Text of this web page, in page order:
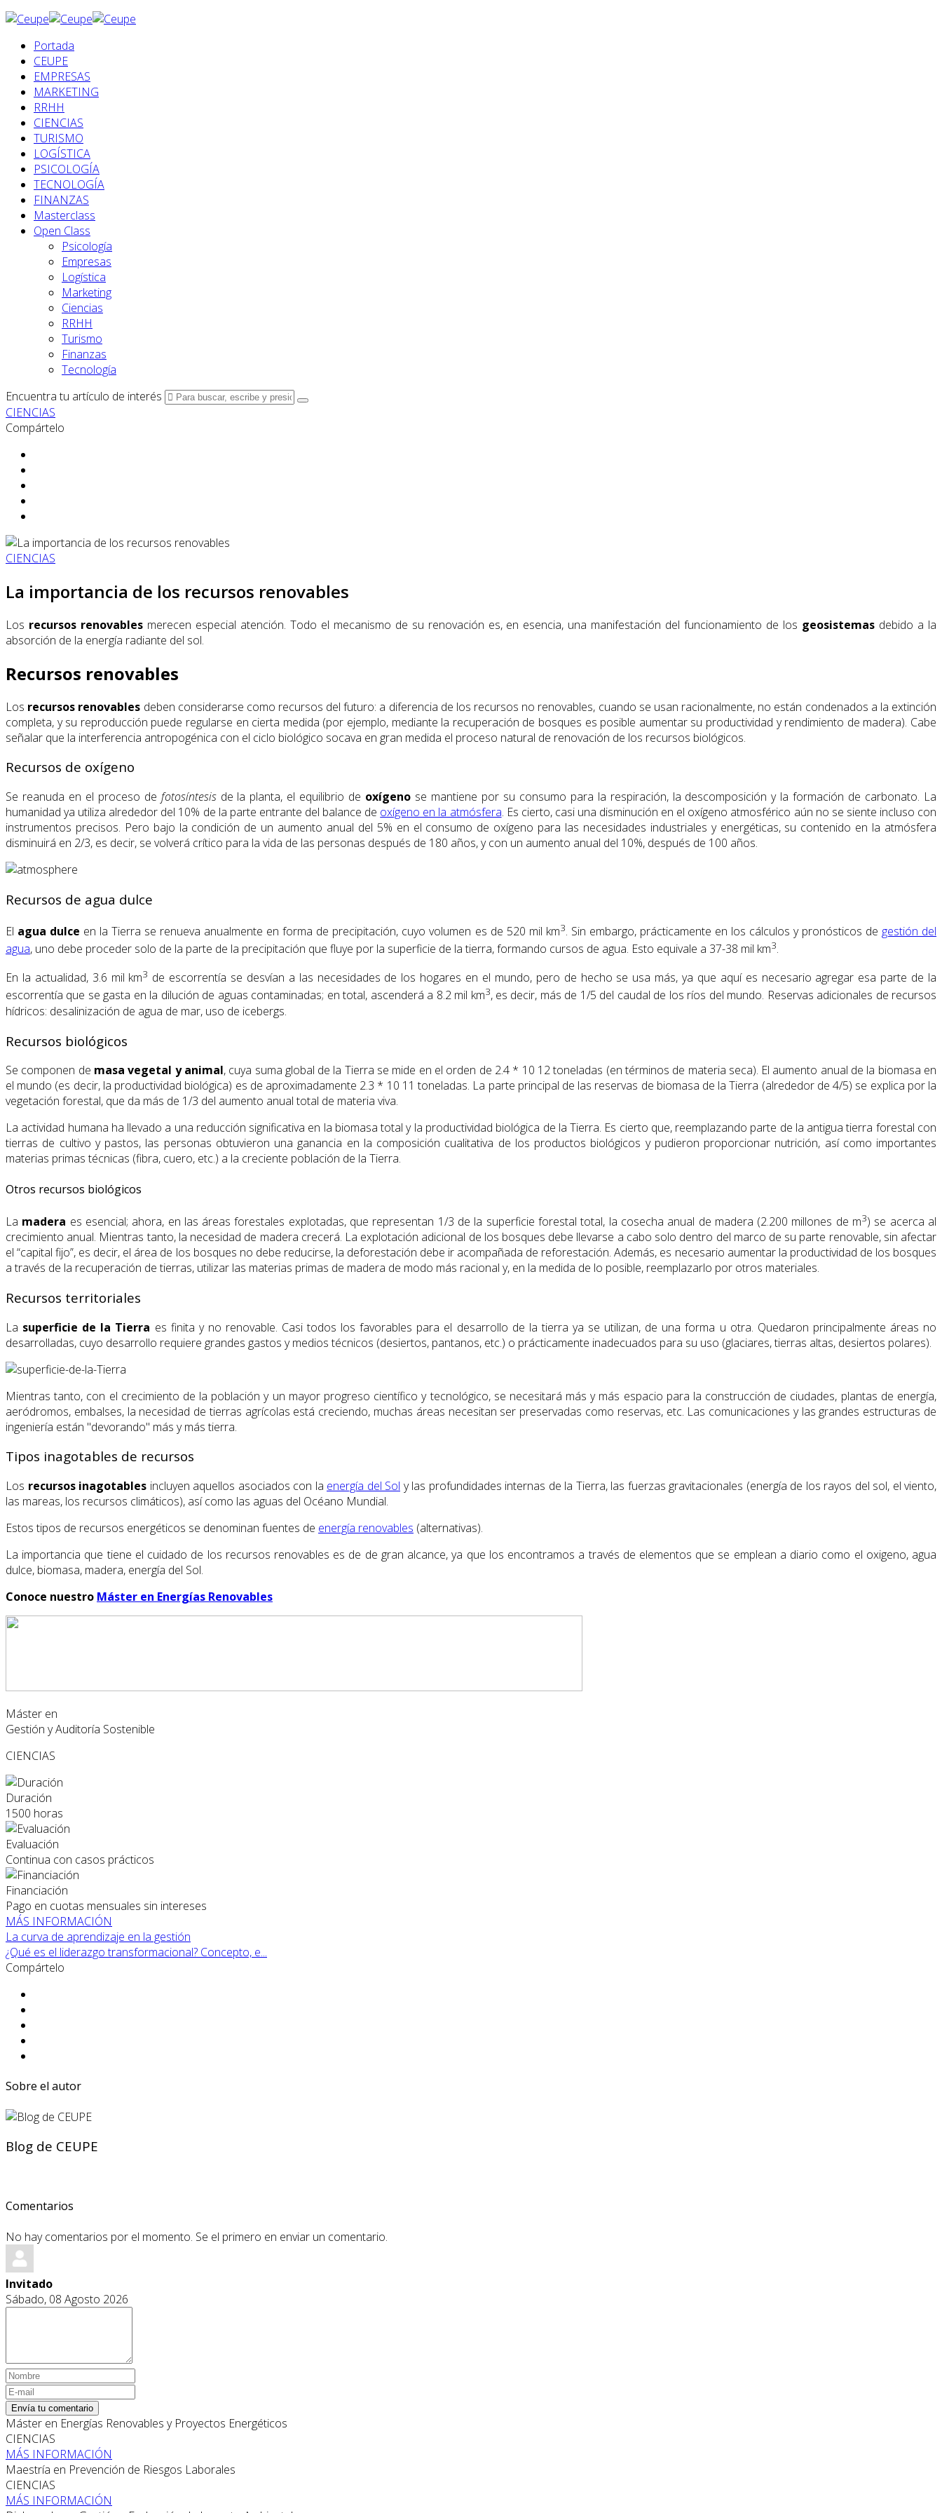
Portada
CEUPE
EMPRESAS
MARKETING
RRHH
CIENCIAS
TURISMO
LOGÍSTICA
PSICOLOGÍA
TECNOLOGÍA
FINANZAS
Masterclass
Open Class
Psicología
Empresas
Logística
Marketing
Ciencias
RRHH
Turismo
Finanzas
Tecnología
Encuentra tu artículo de interés
CIENCIAS
Compártelo
CIENCIAS
La importancia de los recursos renovables
Los recursos renovablesmerecen especial atención. Todo el mecanismo de su renovación es, en esencia, una manifestación del funcionamiento de los geosistemas debido a la
absorción de la energía radiante del sol.
Recursos renovables
Los recursos renovables deben considerarse como recursos del futuro: a diferencia de los recursos no renovables, cuando se usan racionalmente, no están condenados a la extinción
completa, y su reproducción puede regularse en cierta medida (por ejemplo, mediante la recuperación de bosques es posible aumentar su productividad y rendimiento de madera). Cabe
señalar que la interferencia antropogénica con el ciclo biológico socava en gran medida el proceso natural de renovación de los recursos biológicos.
Recursos de oxígeno
Se reanuda en el proceso de fotosíntesisde la planta, el equilibrio de oxígeno se mantiene por su consumo para la respiración, la descomposición y la formación de carbonato. La
humanidad ya utiliza alrededor del 10% de la parte entrante del balance de oxígeno en la atmósfera. Es cierto, casi una disminución en el oxígeno atmosférico aún no se siente incluso con
instrumentos precisos. Pero bajo la condición de un aumento anual del 5% en el consumo de oxígeno para las necesidades industriales y energéticas, su contenido en la atmósfera
disminuirá en 2/3, es decir, se volverá crítico para la vida de las personas después de 180 años, y con un aumento anual del 10%, después de 100 años.
Recursos de agua dulce
El agua dulce en la Tierra se renueva anualmente en forma de precipitación, cuyo volumen es de 520 mil km3. Sin embargo, prácticamente en los cálculos y pronósticos de gestión del
agua, uno debe proceder solo de la parte de la precipitación que fluye por la superficie de la tierra, formando cursos de agua. Esto equivale a 37-38 mil km3.
En la actualidad, 3.6 mil km3 de escorrentía se desvían a las necesidades de los hogares en el mundo, pero de hecho se usa más, ya que aquí es necesario agregar esa parte de la
escorrentía que se gasta en la dilución de aguas contaminadas; en total, ascenderá a 8.2 mil km3, es decir, más de 1/5 del caudal de los ríos del mundo. Reservas adicionales de recursos
hídricos: desalinización de agua de mar, uso de icebergs.
Recursos biológicos
Se componen de masa vegetal y animal, cuya suma global de la Tierra se mide en el orden de 2.4 * 10 12 toneladas (en términos de materia seca). El aumento anual de la biomasa en
el mundo (es decir, la productividad biológica) es de aproximadamente 2.3 * 10 11 toneladas. La parte principal de las reservas de biomasa de la Tierra (alrededor de 4/5) se explica por la
vegetación forestal, que da más de 1/3 del aumento anual total de materia viva.
La actividad humana ha llevado a una reducción significativa en la biomasa total y la productividad biológica de la Tierra. Es cierto que, reemplazando parte de la antigua tierra forestal con
tierras de cultivo y pastos, las personas obtuvieron una ganancia en la composición cualitativa de los productos biológicos y pudieron proporcionar nutrición, así como importantes
materias primas técnicas (fibra, cuero, etc.) a la creciente población de la Tierra.
Otros recursos biológicos
La madera es esencial; ahora, en las áreas forestales explotadas, que representan 1/3 de la superficie forestal total, la cosecha anual de madera (2.200 millones de m3) se acerca al
crecimiento anual. Mientras tanto, la necesidad de madera crecerá. La explotación adicional de los bosques debe llevarse a cabo solo dentro del marco de su parte renovable, sin afectar
el “capital fijo”, es decir, el área de los bosques no debe reducirse, la deforestación debe ir acompañada de reforestación. Además, es necesario aumentar la productividad de los bosques
a través de la recuperación de tierras, utilizar las materias primas de madera de modo más racional y, en la medida de lo posible, reemplazarlo por otros materiales.
Recursos territoriales
La superficie de la Tierra es finita y no renovable. Casi todos los favorables para el desarrollo de la tierra ya se utilizan, de una forma u otra. Quedaron principalmente áreas no
desarrolladas, cuyo desarrollo requiere grandes gastos y medios técnicos (desiertos, pantanos, etc.) o prácticamente inadecuados para su uso (glaciares, tierras altas, desiertos polares).
Mientras tanto, con el crecimiento de la población y un mayor progreso científico y tecnológico, se necesitará más y más espacio para la construcción de ciudades, plantas de energía,
aeródromos, embalses, la necesidad de tierras agrícolas está creciendo, muchas áreas necesitan ser preservadas como reservas, etc. Las comunicaciones y las grandes estructuras de
ingeniería están "devorando" más y más tierra.
Tipos inagotables de recursos
Los recursos inagotables incluyen aquellos asociados con la energía del Sol y las profundidades internas de la Tierra, las fuerzas gravitacionales (energía de los rayos del sol, el viento,
las mareas, los recursos climáticos), así como las aguas del Océano Mundial.
Estos tipos de recursos energéticos se denominan fuentes de energía renovables (alternativas).
La importancia que tiene el cuidado de los recursos renovables es de de gran alcance, ya que los encontramos a través de elementos que se emplean a diario como el oxigeno, agua
dulce, biomasa, madera, energía del Sol.
Conoce nuestro Máster en Energías Renovables
Máster en
Gestión y Auditoría Sostenible
CIENCIAS
Duración
1500 horas
Evaluación
Continua con casos prácticos
Financiación
Pago en cuotas mensuales sin intereses
MÁS INFORMACIÓN
La curva de aprendizaje en la gestión
¿Qué es el liderazgo transformacional? Concepto, e...
Compártelo
Sobre el autor
Blog de CEUPE
Comentarios
No hay comentarios por el momento. Se el primero en enviar un comentario.
Invitado
Sábado, 08 Agosto 2026
Envía tu comentario
Máster en Energías Renovables y Proyectos Energéticos
CIENCIAS
MÁS INFORMACIÓN
Maestría en Prevención de Riesgos Laborales
CIENCIAS
MÁS INFORMACIÓN